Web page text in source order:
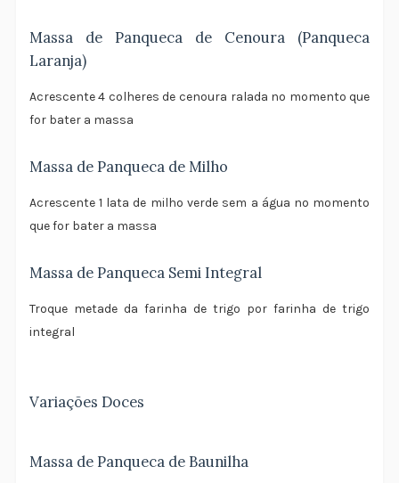
Massa de Panqueca de Cenoura (Panqueca
Laranja)
Acrescente 4 colheres de cenoura ralada no momento que
for bater a massa
Massa de Panqueca de Milho
Acrescente 1 lata de milho verde sem a água no momento
que for bater a massa
Massa de Panqueca Semi Integral
Troque metade da farinha de trigo por farinha de trigo
integral
Variações Doces
Massa de Panqueca de Baunilha